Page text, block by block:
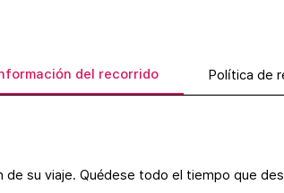
del recorrido Política de
su viaje. Quédese todo el tiempo que